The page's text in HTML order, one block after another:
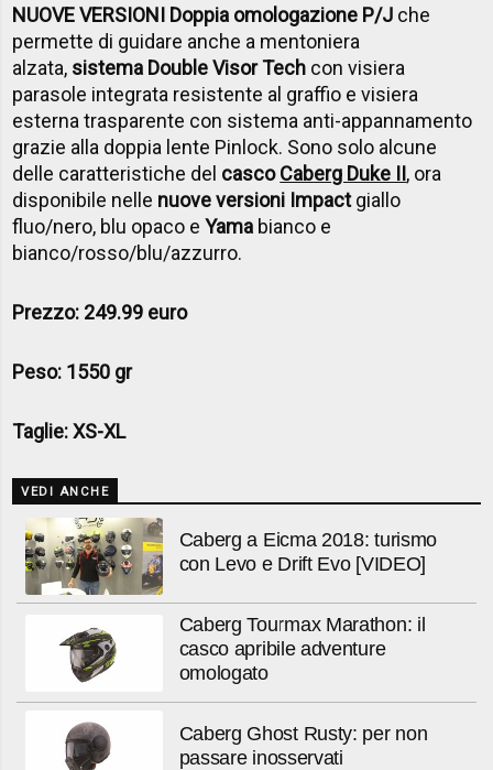
NUOVE VERSIONI Doppia omologazione P/J che
permette di guidare anche a mentoniera
alzata, sistema Double Visor Tech con visiera
parasole integrata resistente al graffio e visiera
esterna trasparente con sistema anti-appannamento
grazie alla doppia lente Pinlock. Sono solo alcune
delle caratteristiche del cascoCaberg Duke II, ora
disponibile nelle nuove versioni Impactgiallo
fluo/nero, blu opaco eYama bianco e
bianco/rosso/blu/azzurro.
Prezzo: 249.99 euro
Peso: 1550 gr
Taglie: XS-XL
VEDI ANCHE
Caberg a Eicma 2018: turismo
con Levo e Drift Evo [VIDEO]
Caberg Tourmax Marathon: il
casco apribile adventure
omologato
Caberg Ghost Rusty: per non
passare inosservati